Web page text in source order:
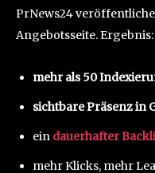
PrNews24
Angebotsseite. Ergebnis:
mehr als 50
sichtbare Präsenz in
ein dauerhafter
mehr Klicks, mehr